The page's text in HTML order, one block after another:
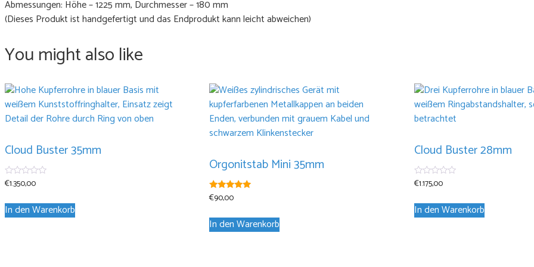
Abmessungen: Höhe – 1225 mm, Durchmesser – 180 mm
(Dieses Produkt ist handgefertigt und das Endprodukt kann leicht abweichen)
You might also like
Cloud Buster 35mm
0
von
€1.350,00
In den Warenkorb
Orgonitstab Mini 35mm
4.88
von 5
€90,00
In den Warenkorb
Cloud Buster 28mm
0
von
€1.175,00
In den Warenkorb